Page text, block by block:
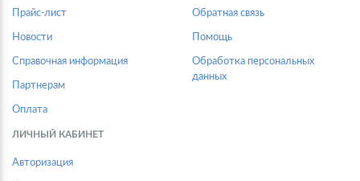
Прайс-лист
Новости
Справочная информация
Партнерам
Оплата
Обратная связь
Помощь
Обработка персональных
данных
ЛИЧНЫЙ КАБИНЕТ
Авторизация